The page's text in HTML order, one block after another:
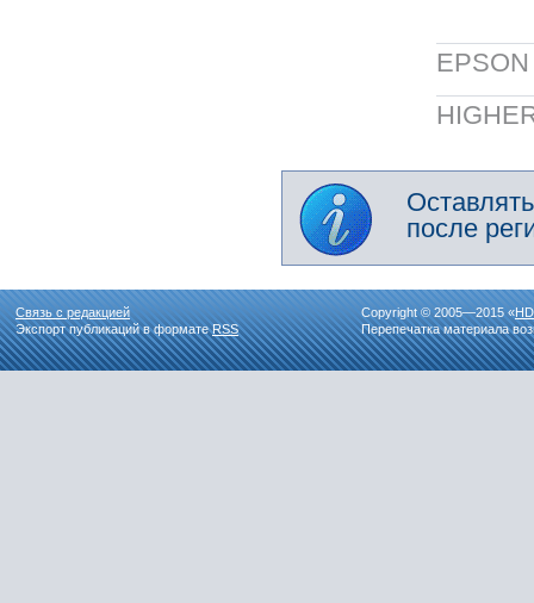
после
Связь с редакцией
Экспорт публикаций в форматеRSS
Copyright © 2005—2015 «
Перепечатка материала